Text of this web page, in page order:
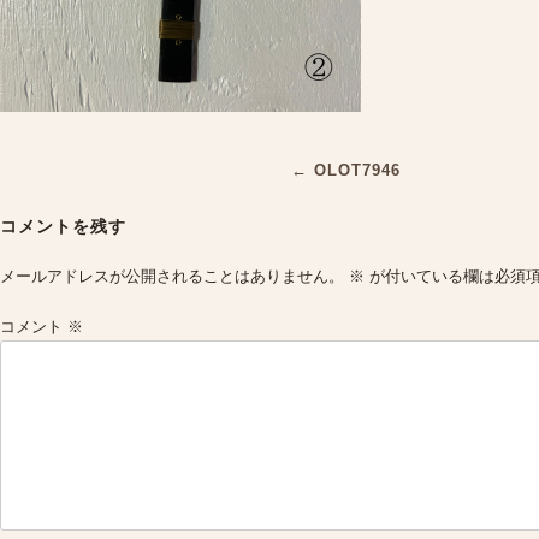
← OLOT7946
コメントを残す
メールアドレスが公開されることはありません。 ※ が付いている欄は必須
コメント ※